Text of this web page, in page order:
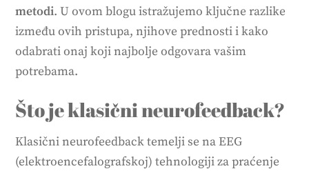
metodi. U ovom blogu istražujemo ključne razlike
između ovih pristupa, njihove prednosti i kako
odabrati onaj koji najbolje odgovara vašim
potrebama.
Što je klasični neurofeedback?
Klasični neurofeedback temelji se na EEG
(elektroencefalografskoj) tehnologiji za praćenje